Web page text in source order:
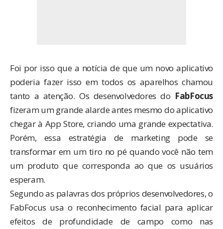
Foi por isso que a notícia de que um novo aplicativo
poderia fazer isso em todos os aparelhos chamou
tanto a atenção. Os desenvolvedores do FabFocus
fizeram um grande alarde antes mesmo do aplicativo
chegar à App Store, criando uma grande expectativa.
Porém, essa estratégia de marketing pode se
transformar em um tiro no pé quando você não tem
um produto que corresponda ao que os usuários
esperam.
Segundo as palavras dos próprios desenvolvedores, o
FabFocus usa o reconhecimento facial para aplicar
efeitos de profundidade de campo como nas